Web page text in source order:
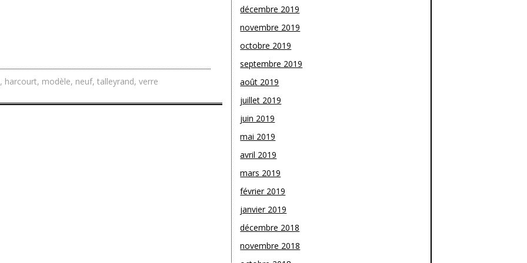
, harcourt, modèle, neuf, talleyrand, verre
décembre 2019
novembre 2019
octobre 2019
septembre 2019
août 2019
juillet 2019
juin 2019
mai 2019
avril 2019
mars 2019
février 2019
janvier 2019
décembre 2018
novembre 2018